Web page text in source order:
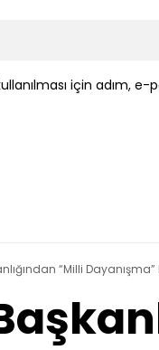
için adım,
“Milli